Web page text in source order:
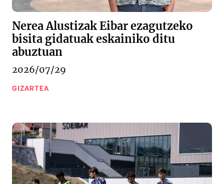
Nerea Alustizak Eibar ezagutzeko
bisita gidatuak eskainiko ditu
abuztuan
2026/07/29
GIZARTEA